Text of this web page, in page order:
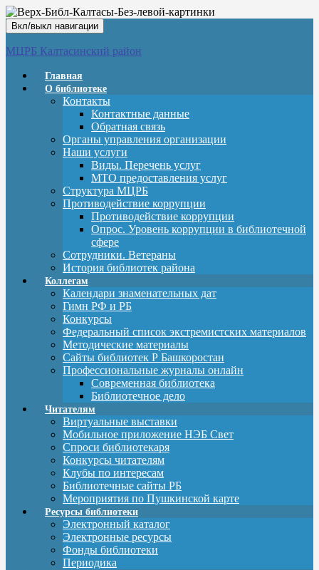
Вкл/выкл навигации
МЦРБ Калтасинский район
Главная
О библиотеке
Контакты
Контактные данные
Обратная связь
Органы управления организации
Наши услуги
Виды. Перечень услуг
МТО предоставления услуг
Структура МЦРБ
Противодействие коррупции
Противодействие коррупции
Опрос. Уровень коррупции в библиотечной
сфере
Сотрудники. Ветераны
История библиотек района
Коллегам
Календари знаменательных дат
Гимн РФ и РБ
Конкурсы
Федеральный список экстремистских материалов
Методические материалы
Сайты библиотек Р Башкоростан
Профессиональные журналы онлайн
Современная библиотека
Библиотечное дело
Читателям
Виртуальные выставки
Мобильное приложение НЭБ Свет
Спроси библиотекаря
Конкурсы читателям
Клубы по интересам
Библиотечные сайты РБ
Мероприятия по Пушкинской карте
Ресурсы библиотеки
Электронный каталог
Электронные ресурсы
Фонды библиотеки
Периодика